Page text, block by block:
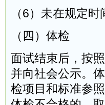
（6）未在规定
（四）体检
面试结束后，按
并向社会公示。
检项目和标准参